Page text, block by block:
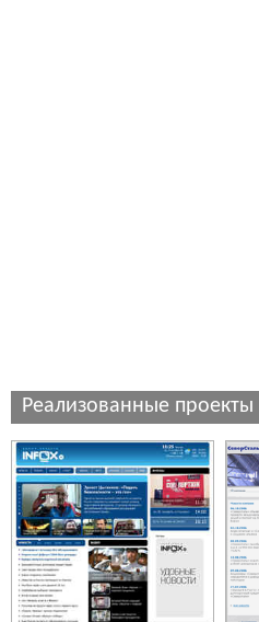
Реализованные проекты